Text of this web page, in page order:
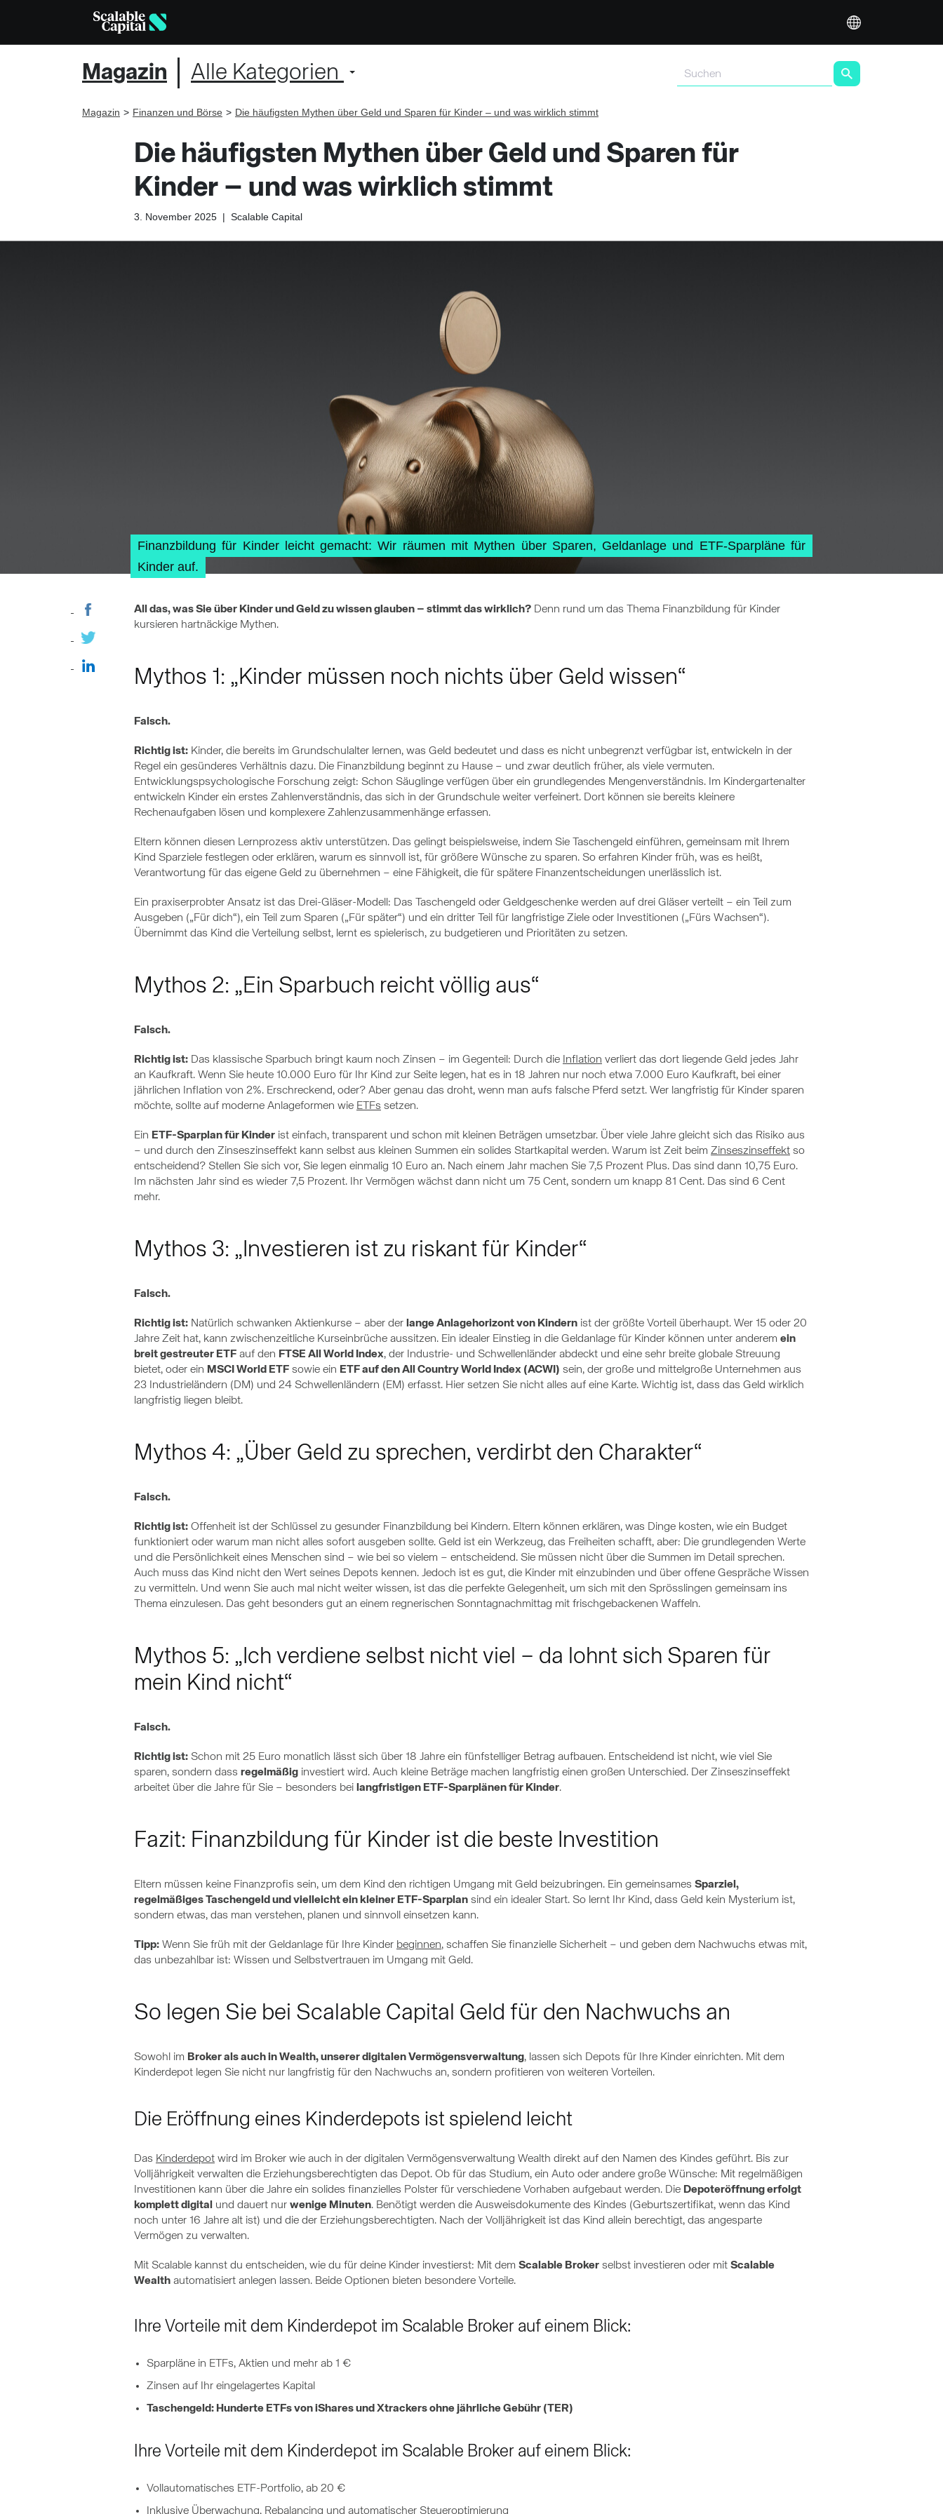
Magazin Alle Kategorien
Magazin Finanzen und Börse Die häufigsten Mythen über Geld und Sparen für Kinder – und was wirklich stimmt
Die häufigsten Mythen über Geld und Sparen für
Kinder – und was wirklich stimmt
3. November 2025 | Scalable Capital
Finanzbildung für Kinder leicht gemacht: Wir räumen mit Mythen über Sparen, Geldanlage und ETF-Sparpläne für
Kinder auf.
All das, was Sie über Kinder und Geld zu wissen glauben – stimmt das wirklich? Denn rund um das Thema Finanzbildung für Kinder
kursieren hartnäckige Mythen.
Mythos 1: „Kinder müssen noch nichts über Geld wissen“
Falsch.
Richtig ist: Kinder, die bereits im Grundschulalter lernen, was Geld bedeutet und dass es nicht unbegrenzt verfügbar ist, entwickeln in der
Regel ein gesünderes Verhältnis dazu. Die Finanzbildung beginnt zu Hause – und zwar deutlich früher, als viele vermuten.
Entwicklungspsychologische Forschung zeigt: Schon Säuglinge verfügen über ein grundlegendes Mengenverständnis. Im Kindergartenalter
entwickeln Kinder ein erstes Zahlenverständnis, das sich in der Grundschule weiter verfeinert. Dort können sie bereits kleinere
Rechenaufgaben lösen und komplexere Zahlenzusammenhänge erfassen.
Eltern können diesen Lernprozess aktiv unterstützen. Das gelingt beispielsweise, indem Sie Taschengeld einführen, gemeinsam mit Ihrem
Kind Sparziele festlegen oder erklären, warum es sinnvoll ist, für größere Wünsche zu sparen. So erfahren Kinder früh, was es heißt,
Verantwortung für das eigene Geld zu übernehmen – eine Fähigkeit, die für spätere Finanzentscheidungen unerlässlich ist.
Ein praxiserprobter Ansatz ist das Drei-Gläser-Modell: Das Taschengeld oder Geldgeschenke werden auf drei Gläser verteilt – ein Teil zum
Ausgeben („Für dich“), ein Teil zum Sparen („Für später“) und ein dritter Teil für langfristige Ziele oder Investitionen („Fürs Wachsen“).
Übernimmt das Kind die Verteilung selbst, lernt es spielerisch, zu budgetieren und Prioritäten zu setzen.
Mythos 2: „Ein Sparbuch reicht völlig aus“
Falsch.
Richtig ist: Das klassische Sparbuch bringt kaum noch Zinsen – im Gegenteil: Durch die Inflation verliert das dort liegende Geld jedes Jahr
an Kaufkraft. Wenn Sie heute 10.000 Euro für Ihr Kind zur Seite legen, hat es in 18 Jahren nur noch etwa 7.000 Euro Kaufkraft, bei einer
jährlichen Inflation von 2%. Erschreckend, oder? Aber genau das droht, wenn man aufs falsche Pferd setzt. Wer langfristig für Kinder sparen
möchte, sollte auf moderne Anlageformen wie ETFs setzen.
Ein ETF-Sparplan für Kinder ist einfach, transparent und schon mit kleinen Beträgen umsetzbar. Über viele Jahre gleicht sich das Risiko aus
– und durch den Zinseszinseffekt kann selbst aus kleinen Summen ein solides Startkapital werden. Warum ist Zeit beim Zinseszinseffekt so
entscheidend? Stellen Sie sich vor, Sie legen einmalig 10 Euro an. Nach einem Jahr machen Sie 7,5 Prozent Plus. Das sind dann 10,75 Euro.
Im nächsten Jahr sind es wieder 7,5 Prozent. Ihr Vermögen wächst dann nicht um 75 Cent, sondern um knapp 81 Cent. Das sind 6 Cent
mehr.
Mythos 3: „Investieren ist zu riskant für Kinder“
Falsch.
Richtig ist: Natürlich schwanken Aktienkurse – aber der lange Anlagehorizont von Kindern ist der größte Vorteil überhaupt. Wer 15 oder 20
Jahre Zeit hat, kann zwischenzeitliche Kurseinbrüche aussitzen. Ein idealer Einstieg in die Geldanlage für Kinder können unter anderem ein
breit gestreuter ETF auf den FTSE All World Index, der Industrie- und Schwellenländer abdeckt und eine sehr breite globale Streuung
bietet, oder ein MSCI World ETF sowie ein ETF auf den All Country World Index (ACWI) sein, der große und mittelgroße Unternehmen aus
23 Industrieländern (DM) und 24 Schwellenländern (EM) erfasst. Hier setzen Sie nicht alles auf eine Karte. Wichtig ist, dass das Geld wirklich
langfristig liegen bleibt.
Mythos 4: „Über Geld zu sprechen, verdirbt den Charakter“
Falsch.
Richtig ist: Offenheit ist der Schlüssel zu gesunder Finanzbildung bei Kindern. Eltern können erklären, was Dinge kosten, wie ein Budget
funktioniert oder warum man nicht alles sofort ausgeben sollte. Geld ist ein Werkzeug, das Freiheiten schafft, aber: Die grundlegenden Werte
und die Persönlichkeit eines Menschen sind – wie bei so vielem – entscheidend. Sie müssen nicht über die Summen im Detail sprechen.
Auch muss das Kind nicht den Wert seines Depots kennen. Jedoch ist es gut, die Kinder mit einzubinden und über offene Gespräche Wissen
zu vermitteln. Und wenn Sie auch mal nicht weiter wissen, ist das die perfekte Gelegenheit, um sich mit den Sprösslingen gemeinsam ins
Thema einzulesen. Das geht besonders gut an einem regnerischen Sonntagnachmittag mit frischgebackenen Waffeln.
Mythos 5: „Ich verdiene selbst nicht viel – da lohnt sich Sparen für
mein Kind nicht“
Falsch.
Richtig ist: Schon mit 25 Euro monatlich lässt sich über 18 Jahre ein fünfstelliger Betrag aufbauen. Entscheidend ist nicht, wie viel Sie
sparen, sondern dass regelmäßig investiert wird. Auch kleine Beträge machen langfristig einen großen Unterschied. Der Zinseszinseffekt
arbeitet über die Jahre für Sie – besonders bei langfristigen ETF-Sparplänen für Kinder.
Fazit: Finanzbildung für Kinder ist die beste Investition
Eltern müssen keine Finanzprofis sein, um dem Kind den richtigen Umgang mit Geld beizubringen. Ein gemeinsames Sparziel,
regelmäßiges Taschengeld und vielleicht ein kleiner ETF-Sparplan sind ein idealer Start. So lernt Ihr Kind, dass Geld kein Mysterium ist,
sondern etwas, das man verstehen, planen und sinnvoll einsetzen kann.
Tipp: Wenn Sie früh mit der Geldanlage für Ihre Kinder beginnen, schaffen Sie finanzielle Sicherheit – und geben dem Nachwuchs etwas mit,
das unbezahlbar ist: Wissen und Selbstvertrauen im Umgang mit Geld.
So legen Sie bei Scalable Capital Geld für den Nachwuchs an
Sowohl im Broker als auch in Wealth, unserer digitalen Vermögensverwaltung, lassen sich Depots für Ihre Kinder einrichten. Mit dem
Kinderdepot legen Sie nicht nur langfristig für den Nachwuchs an, sondern profitieren von weiteren Vorteilen.
Die Eröffnung eines Kinderdepots ist spielend leicht
Das Kinderdepot wird im Broker wie auch in der digitalen Vermögensverwaltung Wealth direkt auf den Namen des Kindes geführt. Bis zur
Volljährigkeit verwalten die Erziehungsberechtigten das Depot. Ob für das Studium, ein Auto oder andere große Wünsche: Mit regelmäßigen
Investitionen kann über die Jahre ein solides finanzielles Polster für verschiedene Vorhaben aufgebaut werden. Die Depoteröffnung erfolgt
komplett digital
und dauert nur wenige Minuten. Benötigt werden die Ausweisdokumente des Kindes (Geburtszertifikat, wenn das Kind
noch unter 16 Jahre alt ist) und die der Erziehungsberechtigten. Nach der Volljährigkeit ist das Kind allein berechtigt, das angesparte
Vermögen zu verwalten.
Mit Scalable kannst du entscheiden, wie du für deine Kinder investierst: Mit dem Scalable Broker selbst investieren oder mit Scalable
Wealth automatisiert anlegen lassen. Beide Optionen bieten besondere Vorteile.
Ihre Vorteile mit dem Kinderdepot im Scalable Broker auf einem Blick:
Sparpläne in ETFs, Aktien und mehr ab 1 €
Zinsen auf Ihr eingelagertes Kapital
Taschengeld: Hunderte ETFs von iShares und Xtrackers ohne jährliche Gebühr (TER)
Ihre Vorteile mit dem Kinderdepot im Scalable Broker auf einem Blick:
Vollautomatisches ETF-Portfolio, ab 20 €
Inklusive Überwachung, Rebalancing und automatischer Steueroptimierung